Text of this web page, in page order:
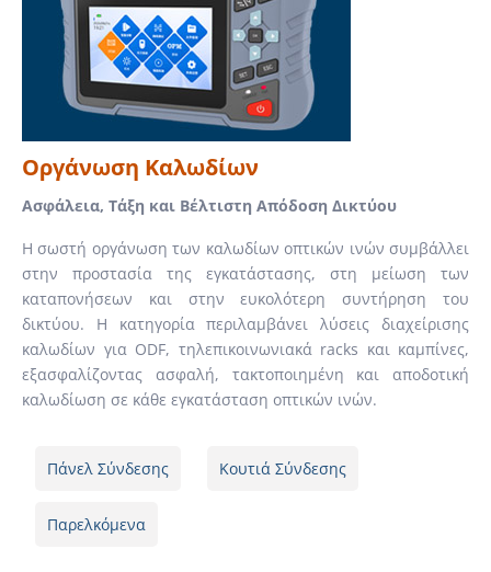
Οργάνωση Καλωδίων
Ασφάλεια, Τάξη και Βέλτιστη Απόδοση Δικτύου
Η σωστή οργάνωση των καλωδίων οπτικών ινών συμβάλλει
στην προστασία της εγκατάστασης, στη μείωση των
καταπονήσεων και στην ευκολότερη συντήρηση του
δικτύου. Η κατηγορία περιλαμβάνει λύσεις διαχείρισης
καλωδίων για ODF, τηλεπικοινωνιακά racks και καμπίνες,
εξασφαλίζοντας ασφαλή, τακτοποιημένη και αποδοτική
καλωδίωση σε κάθε εγκατάσταση οπτικών ινών.
Πάνελ Σύνδεσης Κουτιά Σύνδεσης
Παρελκόμενα